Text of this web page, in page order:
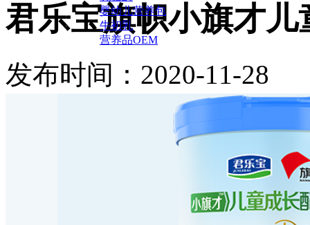
婴幼儿营养包
牛初乳
营养品OEM
君乐宝旗帜小旗才
发布时间：2020-11-